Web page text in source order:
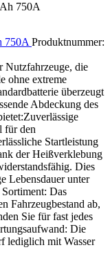
750A Produktnummer:
Nutzfahrzeuge, die
ohne extreme
überzeugt
Abdeckung des
für den
Startleistung
der Heißverklebung
Dies
Lebensdauer unter
Das
Fahrzeugbestand ab,
Sie für fast jedes
Die
lediglich mit Wasser